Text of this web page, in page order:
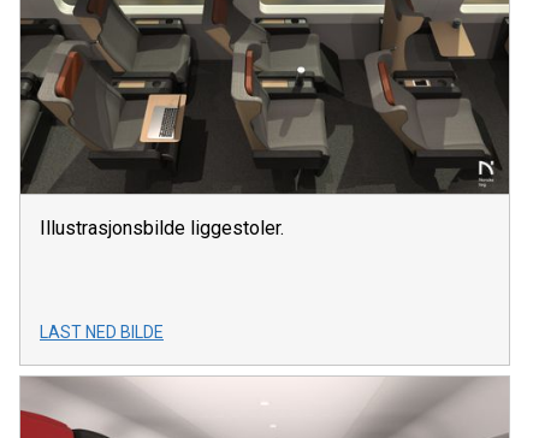
Illustrasjonsbilde liggestoler.
LAST NED BILDE